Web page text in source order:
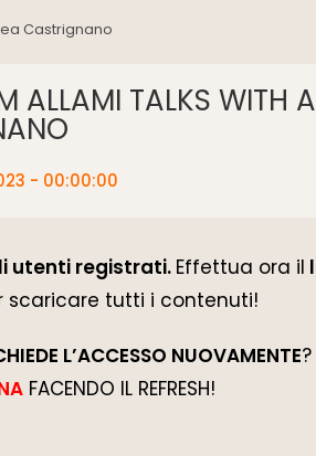
Castrignano
ALLAMI TALKS WITH
- 00:00:00
utenti registrati. Effettua ora il
scaricare tutti i contenuti!
L’ACCESSO NUOVAMENTE?
FACENDO IL REFRESH!